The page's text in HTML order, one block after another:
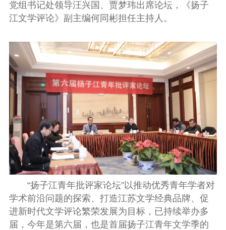
党组书记处领导汪兴国、贾梦玮出席论坛，《扬子
江文学评论》副主编何同彬担任主持人。
“扬子江青年批评家论坛”以推动优秀青年学者对
学术前沿问题的探索、打造江苏文学经典品牌、促
进新时代文学评论繁荣发展为目标，已持续举办多
届，今年是第六届，也是首届扬子江青年文学季的